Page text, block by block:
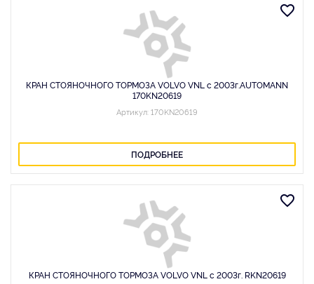
КРАН СТОЯНОЧНОГО ТОРМОЗА VOLVO VNL с 2003г.AUTOMANN
170KN20619
Артикул: 170KN20619
ПОДРОБНЕЕ
КРАН СТОЯНОЧНОГО ТОРМОЗА VOLVO VNL с 2003г. RKN20619